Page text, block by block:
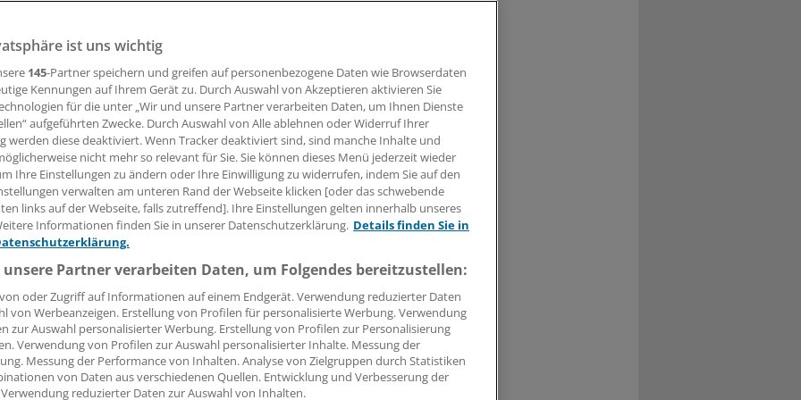
Leserin, lieber Leser,
Beitrag können Sie lesen, sobald Sie sich eingeloggt haben.
Jetzt anmelden »
Kostenlos registrieren »
vergessen?
Problem beim Login?
ist mit wenigen Klicks erledigt und kostenlos.
des kostenlosen Login:
Analysen, Hintergründe und Infografiken
auf allemedizinischen Berichte und Kommentare
Voraussetzungen für den Zugang
ist uns wichtig
145-Partner speichern und greifen auf personenbezogene Daten wie Browserdaten
Kennungen auf Ihrem Gerät zu. Durch Auswahl von Akzeptieren aktivieren Sie
für die unter „Wir und unsere Partner verarbeiten Daten, um Ihnen Dienste
aufgeführten Zwecke. Durch Auswahl von Alle ablehnen oder Widerruf Ihrer
werden diese deaktiviert. Wenn Tracker deaktiviert sind, sind manche Inhalte und
nicht mehr so relevant für Sie. Sie können dieses Menü jederzeit wieder
Ihre Einstellungen zu ändern oder Ihre Einwilligung zu widerrufen, indem Sie auf den
verwalten am unteren Rand der Webseite klicken [oder das schwebende
links auf der Webseite, falls zutreffend]. Ihre Einstellungen gelten innerhalb unseres
Informationen finden Sie in unserer Datenschutzerklärung. Details finden Sie in
Partner verarbeiten Daten, um Folgendes bereitzustellen:
oder Zugriff auf Informationen auf einem Endgerät. Verwendung reduzierter Daten
von Werbeanzeigen. Erstellung von Profilen für personalisierte Werbung. Verwendung
zur Auswahl personalisierter Werbung. Erstellung von Profilen zur Personalisierung
Verwendung von Profilen zur Auswahl personalisierter Inhalte. Messung der
Messung der Performance von Inhalten. Analyse von Zielgruppen durch Statistiken
von Daten aus verschiedenen Quellen. Entwicklung und Verbesserung der
reduzierter Daten zur Auswahl von Inhalten.